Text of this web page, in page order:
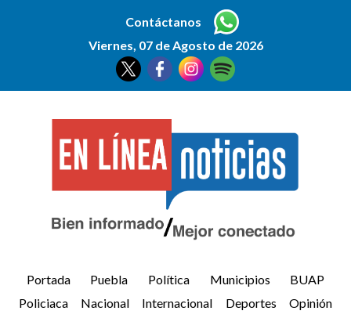
Contáctanos
Viernes, 07 de Agosto de 2026
Portada Puebla Política Municipios
BUAP
Policiaca
Nacional Internacional Deportes
Opinión